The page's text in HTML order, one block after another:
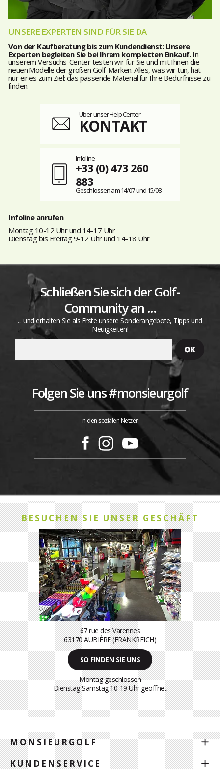
UNSERE EXPERTEN SIND FÜR SIE DA
Von der Kaufberatung bis zum Kundendienst: Unsere
Experten begleiten Sie bei Ihrem kompletten Einkauf.In
unserem Versuchs-Center testen wir für Sie und mit Ihnen die
neuen Modelle der großen Golf-Marken. Alles, was wir tun, hat
nur eines zum Ziel: das passende Material für Ihre Bedürfnisse zu
finden.
Über unser Help Center
KONTAKT
Infoline
+33 (0) 473 260
883
Geschlossen am 14/07 und 15/08
Infoline anrufen
Montag 10-12 Uhr und 14-17 Uhr
Dienstag bis Freitag 9-12 Uhr und 14-18 Uhr
Schließen Sie sich der Golf-
Community an ...
... und erhalten Sie als Erste unsere Sonderangebote, Tipps und
Neuigkeiten!
Folgen Sie uns #monsieurgolf
in den sozialen Netzen
BESUCHEN SIE UNSER GESCHÄFT
67 rue des Varennes
63170 AUBIÈRE (FRANKREICH)
SO FINDEN SIE UNS
Montag geschlossen
Dienstag-Samstag 10-19 Uhr geöffnet
MONSIEURGOLF
KUNDENSERVICE